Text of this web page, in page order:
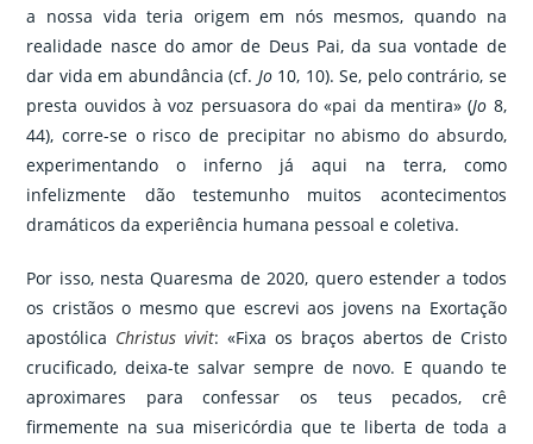
a nossa vida teria origem em nós mesmos, quando na
realidade nasce do amor de Deus Pai, da sua vontade de
dar vida em abundância (cf. Jo10, 10). Se, pelo contrário, se
presta ouvidos à voz persuasora do «pai da mentira» (Jo 8,
44), corre-se o risco de precipitar no abismo do absurdo,
experimentando o inferno já aqui na terra, como
infelizmente dão testemunho muitos acontecimentos
dramáticos da experiência humana pessoal e coletiva.
Por isso, nesta Quaresma de 2020, quero estender a todos
os cristãos o mesmo que escrevi aos jovens na Exortação
apostólica Christus vivit: «Fixa os braços abertos de Cristo
crucificado, deixa-te salvar sempre de novo. E quando te
aproximares para confessar os teus pecados, crê
firmemente na sua misericórdia que te liberta de toda a